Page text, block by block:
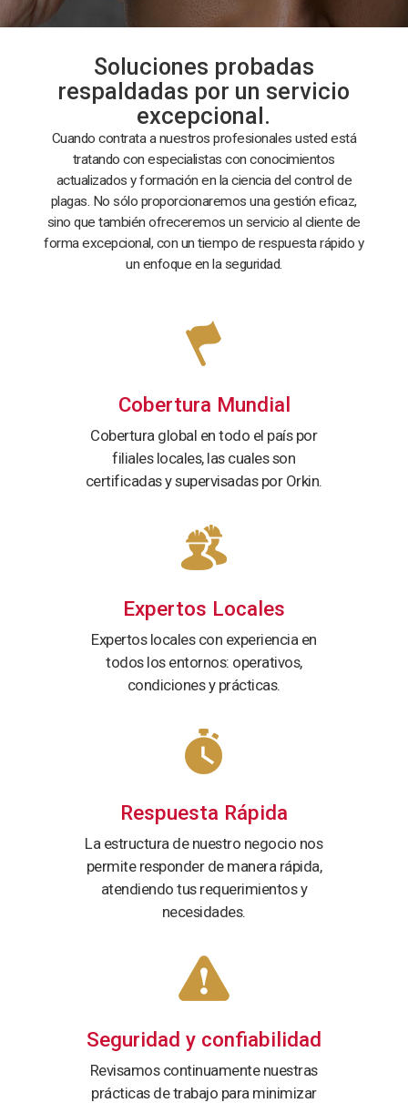
Soluciones probadas
respaldadas por un servicio
excepcional.
Cuando contrata a nuestros profesionales usted está
tratando con especialistas con conocimientos
actualizados y formación en la ciencia del control de
plagas. No sólo proporcionaremos una gestión eficaz,
sino que también ofreceremos un servicio al cliente de
forma excepcional, con un tiempo de respuesta rápido y
un enfoque en la seguridad.
Cobertura Mundial
Cobertura global en todo el país por
filiales locales, las cuales son
certificadas y supervisadas por Orkin.
Expertos Locales
Expertos locales con experiencia en
todos los entornos: operativos,
condiciones y prácticas.
Respuesta Rápida
La estructura de nuestro negocio nos
permite responder de manera rápida,
atendiendo tus requerimientos y
necesidades.
Seguridad y confiabilidad
Revisamos continuamente nuestras
prácticas de trabajo para minimizar